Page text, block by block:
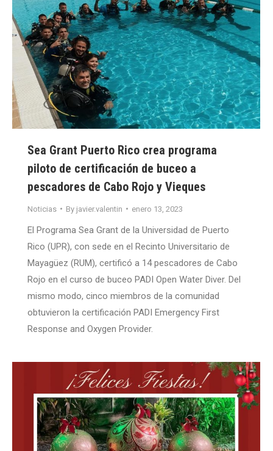
Sea Grant Puerto Rico crea programa
piloto de certificación de buceo a
pescadores de Cabo Rojo y Vieques
Noticias By javier.valentin enero 13, 2023
El Programa Sea Grant de la Universidad de Puerto
Rico (UPR), con sede en el Recinto Universitario de
Mayagüez (RUM), certificó a 14 pescadores de Cabo
Rojo en el curso de buceo PADI Open Water Diver. Del
mismo modo, cinco miembros de la comunidad
obtuvieron la certificación PADI Emergency First
Response and Oxygen Provider.